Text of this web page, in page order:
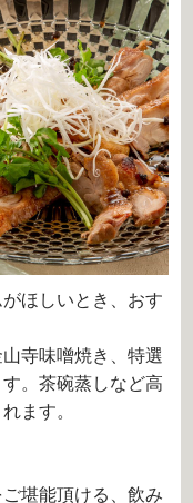
ほしいとき、おす
寺味噌焼き、特選
。茶碗蒸しなど高
ます。
堪能頂ける、飲み